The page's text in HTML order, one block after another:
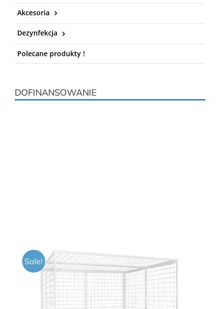
Sale!
Akcesoria
Dezynfekcja
Polecane produkty !
DOFINANSOWANIE